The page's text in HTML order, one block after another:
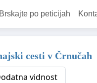
Brskajte po peticijah
cesti v Črnučah
vidnost